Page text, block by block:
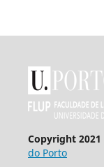
Copyright 2021
do Porto